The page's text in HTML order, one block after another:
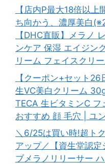
【店内P最大18倍以
ち向かう、濃厚美白
【DHC直販】メラ
ンケア 保湿 エイジン
リーム フェイスクリ
【クーポン+セット
生VC美白クリーム
TECA 生ビタミンC
おすすめ 顔 毛穴 | ユ
＼6/25は買い時!超ト
アップ／【資生堂認
ブメラノリリーサー